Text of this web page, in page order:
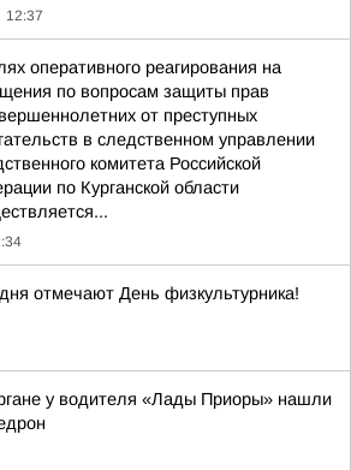
12:37
оперативного реагирования на
по вопросам защиты прав
от преступных
в следственном управлении
комитета Российской
по Курганской области
отмечают День физкультурника!
у водителя «Лады Приоры» нашли